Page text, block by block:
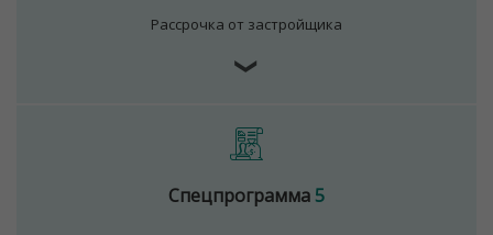
Рассрочка от застройщика
❯
Спецпрограмма5
Для обеспечения удобства пользователей сайта
Принять